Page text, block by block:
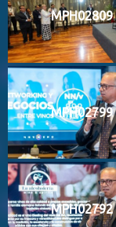
MPH02809
MPH02799
MPH02792